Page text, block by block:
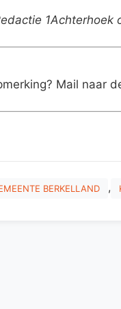
Mail naar
BERKELLAND ,